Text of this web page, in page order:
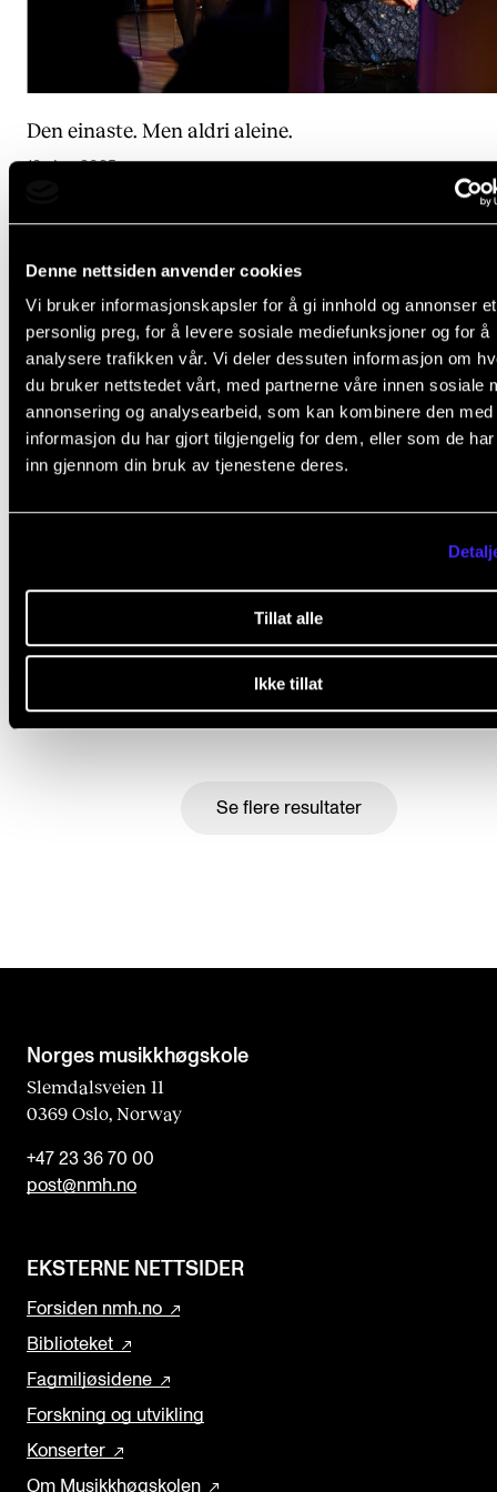
Denne nettsiden anvender cookies
Vi bruker informasjonskapsler for å gi innhold og annonser et
personlig preg, for å levere sosiale mediefunksjoner og for å
analysere trafikken vår. Vi deler dessuten informasjon om
du bruker nettstedet vårt, med partnerne våre innen sosiale
annonsering og analysearbeid, som kan kombinere den med
informasjon du har gjort tilgjengelig for dem, eller som de
inn gjennom din bruk av tjenestene deres.
Tillat alle
Ikke tillat
Den einaste. Men aldri aleine.
18. des. 2025
Vil leve livet med hardingfela
Se flere resultater
Norges musikk­høgskole
Slemdalsveien 11
0369 Oslo, Norway
+47 23 36 70 00
post@nmh.no
EKSTERNE NETTSIDER
Forsiden nmh.no
Biblioteket
Fagmiljøsidene
Forskning og utvikling
Konserter
Om Musikkhøgskolen